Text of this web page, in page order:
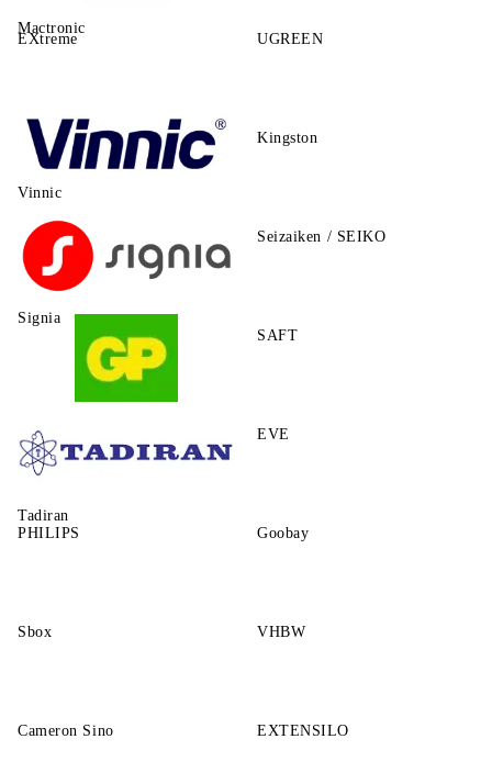
Mactronic
EXtreme UGREEN
Vinnic
Kingston
Signia
Seizaiken / SEIKO
SAFT
Tadiran
EVE
PHILIPS Goobay
Sbox VHBW
Cameron Sino EXTENSILO